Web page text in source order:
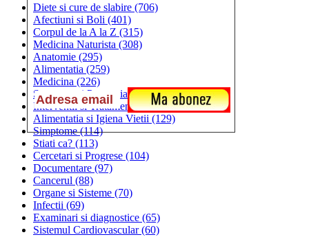
Diete si cure de slabire (706)
Afectiuni si Boli (401)
Corpul de la A la Z (315)
Medicina Naturista (308)
Anatomie (295)
Alimentatia (259)
Medicina (226)
Sanatatea si Preventia(170)
Interventii si Tratamente(167)
Alimentatia si Igiena Vietii (129)
Simptome(114)
Stiati ca? (113)
Cercetari si Progrese (104)
Documentare (97)
Cancerul (88)
Organe si Sisteme (70)
Infectii (69)
Examinari si diagnostice (65)
Sistemul Cardiovascular(60)